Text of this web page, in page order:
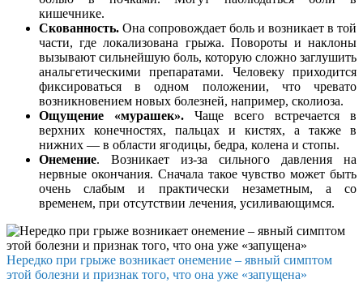
кишечнике.
Скованность. Она сопровождает боль и возникает в той
части, где локализована грыжа. Повороты и наклоны
вызывают сильнейшую боль, которую сложно заглушить
анальгетическими препаратами. Человеку приходится
фиксироваться в одном положении, что чревато
возникновением новых болезней, например, сколиоза.
Ощущение «мурашек». Чаще всего встречается в
верхних конечностях, пальцах и кистях, а также в
нижних — в области ягодицы, бедра, колена и стопы.
Онемение. Возникает из-за сильного давления на
нервные окончания. Сначала такое чувство может быть
очень слабым и практически незаметным, а со
временем, при отсутствии лечения, усиливающимся.
Нередко при грыже возникает онемение – явный симптом
этой болезни и признак того, что она уже «запущена»